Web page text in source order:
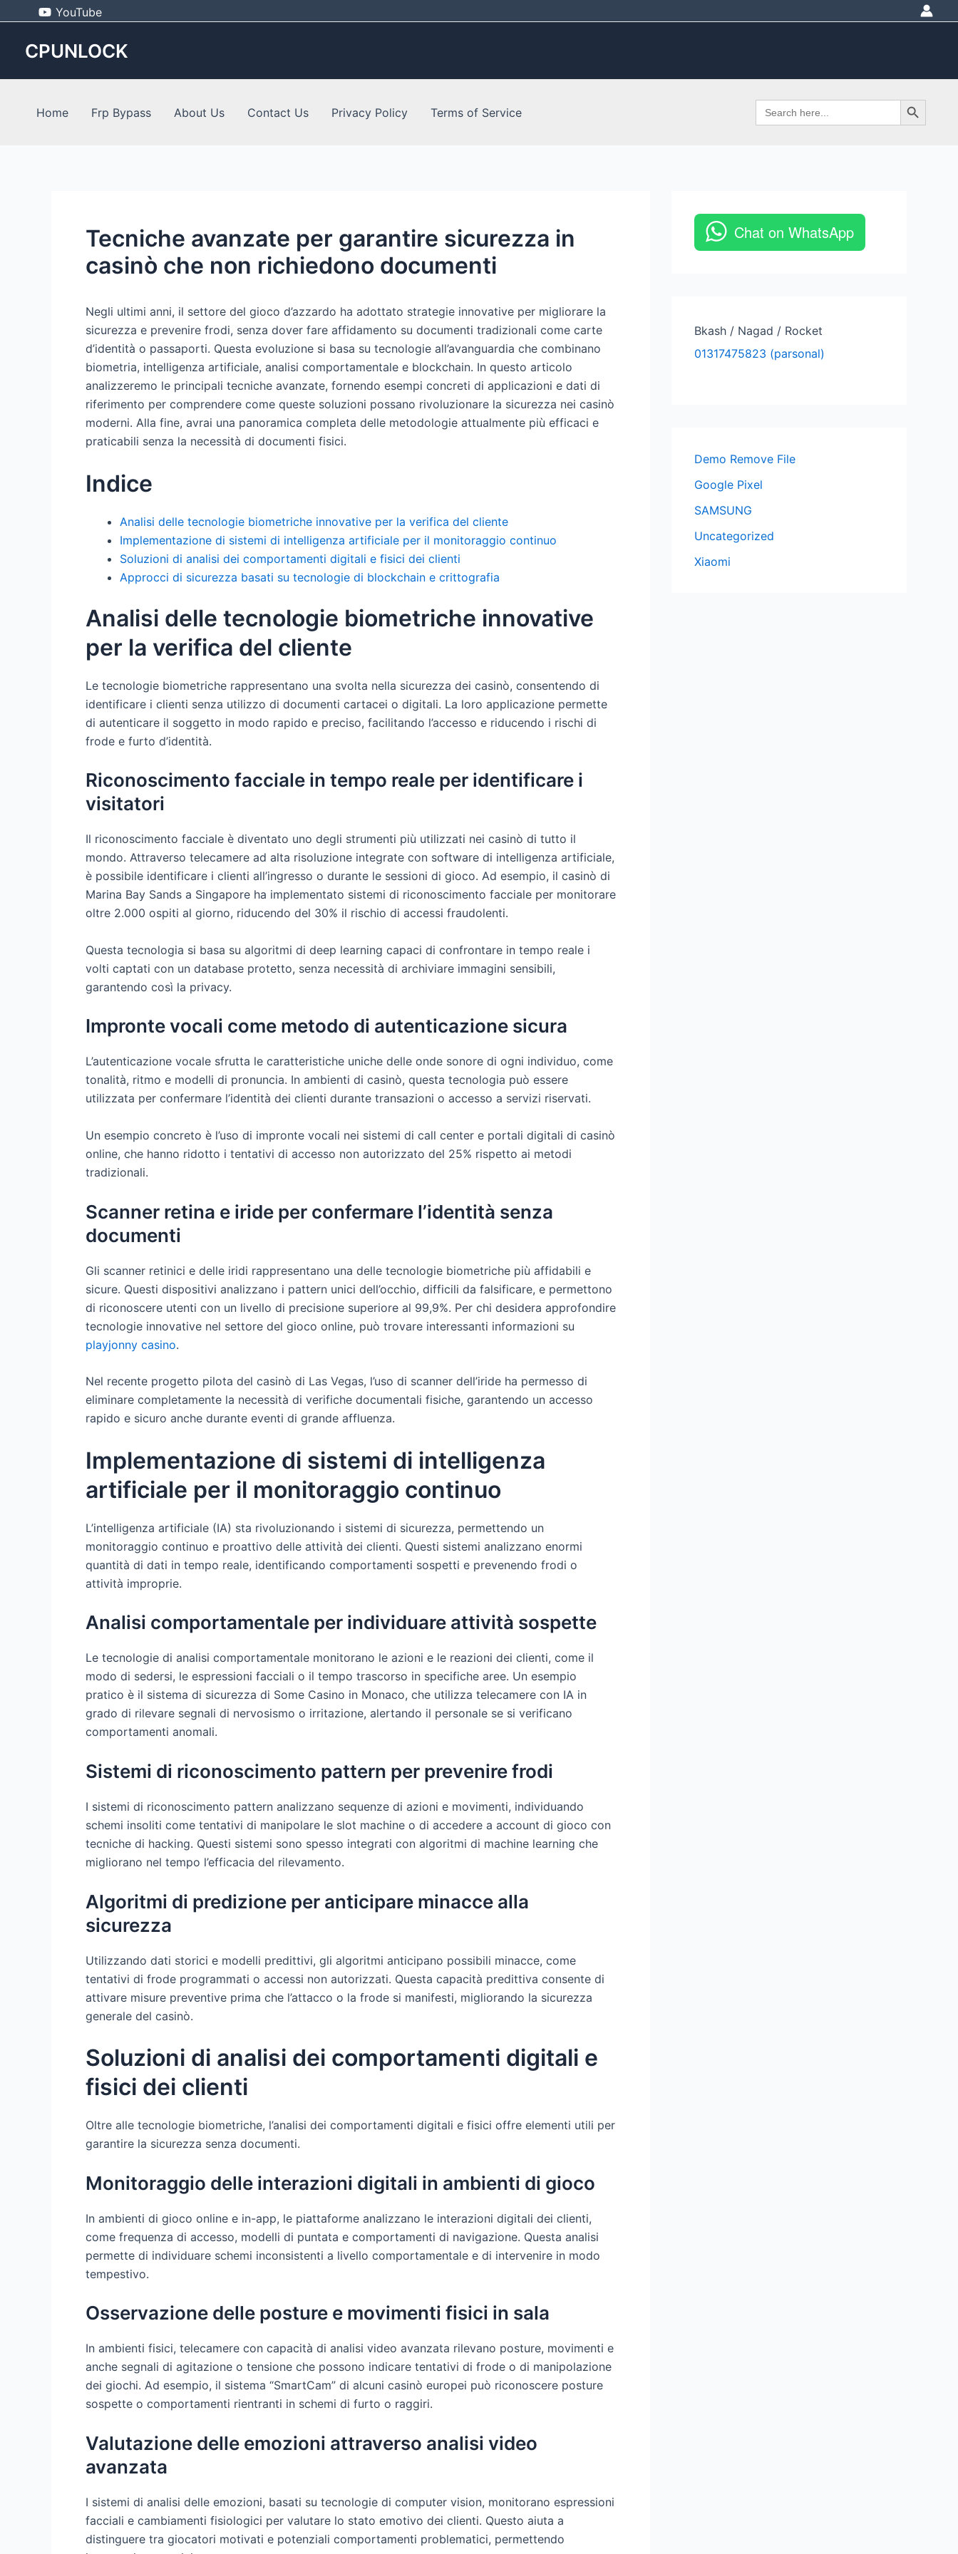
content
YouTube
CPUNLOCK
Home Frp Bypass About Us Contact Us Privacy Policy Terms of Service
Search
for:
Search Button
Tecniche avanzate per garantire sicurezza in
casinò che non richiedono documenti
Negli ultimi anni, il settore del gioco d’azzardo ha adottato strategie innovative per migliorare la
sicurezza e prevenire frodi, senza dover fare affidamento su documenti tradizionali come carte
d’identità o passaporti. Questa evoluzione si basa su tecnologie all’avanguardia che combinano
biometria, intelligenza artificiale, analisi comportamentale e blockchain. In questo articolo
analizzeremo le principali tecniche avanzate, fornendo esempi concreti di applicazioni e dati di
riferimento per comprendere come queste soluzioni possano rivoluzionare la sicurezza nei casinò
moderni. Alla fine, avrai una panoramica completa delle metodologie attualmente più efficaci e
praticabili senza la necessità di documenti fisici.
Indice
Analisi delle tecnologie biometriche innovative per la verifica del cliente
Implementazione di sistemi di intelligenza artificiale per il monitoraggio continuo
Soluzioni di analisi dei comportamenti digitali e fisici dei clienti
Approcci di sicurezza basati su tecnologie di blockchain e crittografia
Analisi delle tecnologie biometriche innovative
per la verifica del cliente
Le tecnologie biometriche rappresentano una svolta nella sicurezza dei casinò, consentendo di
identificare i clienti senza utilizzo di documenti cartacei o digitali. La loro applicazione permette
di autenticare il soggetto in modo rapido e preciso, facilitando l’accesso e riducendo i rischi di
frode e furto d’identità.
Riconoscimento facciale in tempo reale per identificare i
visitatori
Il riconoscimento facciale è diventato uno degli strumenti più utilizzati nei casinò di tutto il
mondo. Attraverso telecamere ad alta risoluzione integrate con software di intelligenza artificiale,
è possibile identificare i clienti all’ingresso o durante le sessioni di gioco. Ad esempio, il casinò di
Marina Bay Sands a Singapore ha implementato sistemi di riconoscimento facciale per monitorare
oltre 2.000 ospiti al giorno, riducendo del 30% il rischio di accessi fraudolenti.
Questa tecnologia si basa su algoritmi di deep learning capaci di confrontare in tempo reale i
volti captati con un database protetto, senza necessità di archiviare immagini sensibili,
garantendo così la privacy.
Impronte vocali come metodo di autenticazione sicura
L’autenticazione vocale sfrutta le caratteristiche uniche delle onde sonore di ogni individuo, come
tonalità, ritmo e modelli di pronuncia. In ambienti di casinò, questa tecnologia può essere
utilizzata per confermare l’identità dei clienti durante transazioni o accesso a servizi riservati.
Un esempio concreto è l’uso di impronte vocali nei sistemi di call center e portali digitali di casinò
online, che hanno ridotto i tentativi di accesso non autorizzato del 25% rispetto ai metodi
tradizionali.
Scanner retina e iride per confermare l’identità senza
documenti
Gli scanner retinici e delle iridi rappresentano una delle tecnologie biometriche più affidabili e
sicure. Questi dispositivi analizzano i pattern unici dell’occhio, difficili da falsificare, e permettono
di riconoscere utenti con un livello di precisione superiore al 99,9%. Per chi desidera approfondire
tecnologie innovative nel settore del gioco online, può trovare interessanti informazioni su
playjonny casino.
Nel recente progetto pilota del casinò di Las Vegas, l’uso di scanner dell’iride ha permesso di
eliminare completamente la necessità di verifiche documentali fisiche, garantendo un accesso
rapido e sicuro anche durante eventi di grande affluenza.
Implementazione di sistemi di intelligenza
artificiale per il monitoraggio continuo
L’intelligenza artificiale (IA) sta rivoluzionando i sistemi di sicurezza, permettendo un
monitoraggio continuo e proattivo delle attività dei clienti. Questi sistemi analizzano enormi
quantità di dati in tempo reale, identificando comportamenti sospetti e prevenendo frodi o
attività improprie.
Analisi comportamentale per individuare attività sospette
Le tecnologie di analisi comportamentale monitorano le azioni e le reazioni dei clienti, come il
modo di sedersi, le espressioni facciali o il tempo trascorso in specifiche aree. Un esempio
pratico è il sistema di sicurezza di Some Casino in Monaco, che utilizza telecamere con IA in
grado di rilevare segnali di nervosismo o irritazione, alertando il personale se si verificano
comportamenti anomali.
Sistemi di riconoscimento pattern per prevenire frodi
I sistemi di riconoscimento pattern analizzano sequenze di azioni e movimenti, individuando
schemi insoliti come tentativi di manipolare le slot machine o di accedere a account di gioco con
tecniche di hacking. Questi sistemi sono spesso integrati con algoritmi di machine learning che
migliorano nel tempo l’efficacia del rilevamento.
Algoritmi di predizione per anticipare minacce alla
sicurezza
Utilizzando dati storici e modelli predittivi, gli algoritmi anticipano possibili minacce, come
tentativi di frode programmati o accessi non autorizzati. Questa capacità predittiva consente di
attivare misure preventive prima che l’attacco o la frode si manifesti, migliorando la sicurezza
generale del casinò.
Soluzioni di analisi dei comportamenti digitali e
fisici dei clienti
Oltre alle tecnologie biometriche, l’analisi dei comportamenti digitali e fisici offre elementi utili per
garantire la sicurezza senza documenti.
Monitoraggio delle interazioni digitali in ambienti di gioco
In ambienti di gioco online e in-app, le piattaforme analizzano le interazioni digitali dei clienti,
come frequenza di accesso, modelli di puntata e comportamenti di navigazione. Questa analisi
permette di individuare schemi inconsistenti a livello comportamentale e di intervenire in modo
tempestivo.
Osservazione delle posture e movimenti fisici in sala
In ambienti fisici, telecamere con capacità di analisi video avanzata rilevano posture, movimenti e
anche segnali di agitazione o tensione che possono indicare tentativi di frode o di manipolazione
dei giochi. Ad esempio, il sistema “SmartCam” di alcuni casinò europei può riconoscere posture
sospette o comportamenti rientranti in schemi di furto o raggiri.
Valutazione delle emozioni attraverso analisi video
avanzata
I sistemi di analisi delle emozioni, basati su tecnologie di computer vision, monitorano espressioni
facciali e cambiamenti fisiologici per valutare lo stato emotivo dei clienti. Questo aiuta a
distinguere tra giocatori motivati e potenziali comportamenti problematici, permettendo
Post
Chat on WhatsApp
Bkash / Nagad / Rocket
01317475823 (parsonal)
Demo Remove File
Google Pixel
SAMSUNG
Uncategorized
Xiaomi